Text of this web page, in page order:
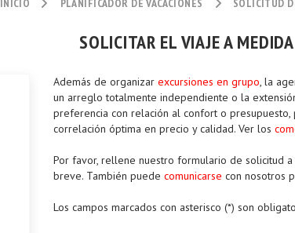
INICIO PLANIFICADOR DE VACACIONES SOLICITUD
SOLICITAR EL VIAJE A MEDIDA
Además de organizar excursiones en grupo, la
un arreglo totalmente independiente o la
preferencia con relación al confort o
correlación óptima en precio y calidad. Ver los
Por favor, rellene nuestro formulario de solicitud
breve. También puede comunicarse con nosotros
Los campos marcados con asterisco (*) son